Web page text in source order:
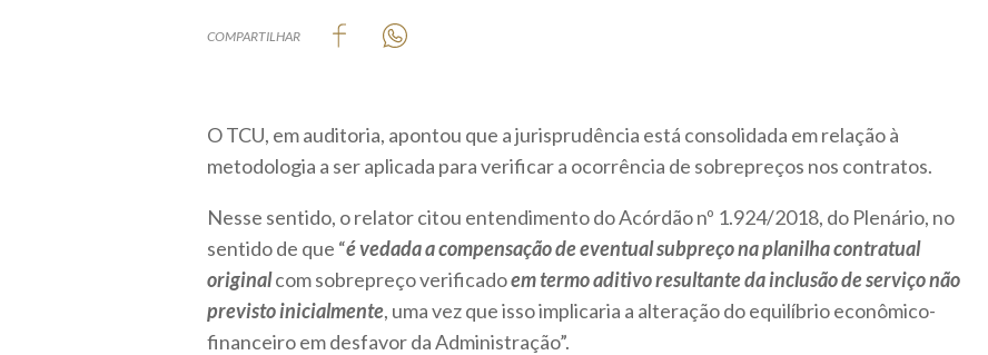
COMPARTILHAR
O TCU, em auditoria, apontou que a jurisprudência está consolidada em relação à
metodologia a ser aplicada para verificar a ocorrência de sobrepreços nos contratos.
Nesse sentido, o relator citou entendimento do Acórdão nº 1.924/2018, do Plenário, no
sentido de que “évedada a compensação de eventual subpreço na planilha contratual
originalcom sobrepreço verificadoem termo aditivo resultante da inclusão de serviço não
previsto inicialmente, uma vez que isso implicaria a alteração do equilíbrio econômico-
financeiro em desfavor da Administração”.